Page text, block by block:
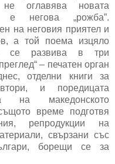
оглавява новата
е негова „рожба”.
на неговия приятел и
а той поема изцяло
се развива в три
– печатен орган
отделни книги за
и поредицата
на македонското
време подготвя
репродукции на
свързани със
борещи се за